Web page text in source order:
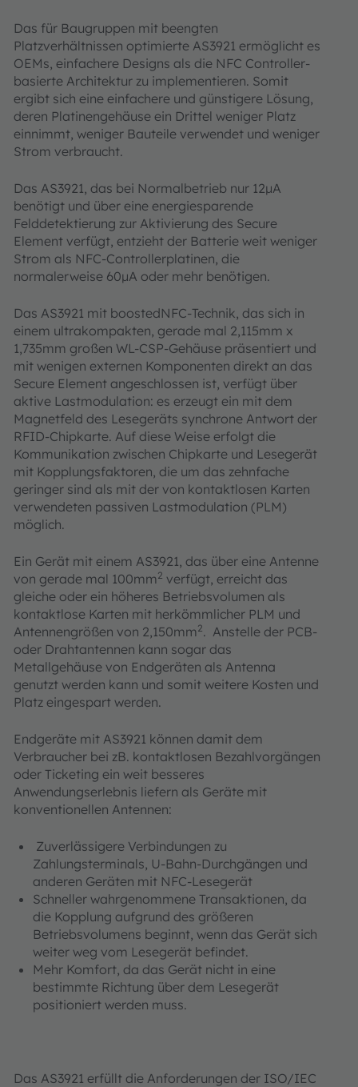
Das für Baugruppen mit beengten
Platzverhältnissen optimierte AS3921 ermöglicht es
OEMs, einfachere Designs als die NFC Controller-
basierte Architektur zu implementieren. Somit
ergibt sich eine einfachere und günstigere Lösung,
deren Platinengehäuse ein Drittel weniger Platz
einnimmt, weniger Bauteile verwendet und weniger
Strom verbraucht.
Das AS3921, das bei Normalbetrieb nur 12µA
benötigt und über eine energiesparende
Felddetektierung zur Aktivierung des Secure
Element verfügt, entzieht der Batterie weit weniger
Strom als NFC-Controllerplatinen, die
normalerweise 60µA oder mehr benötigen.
Das AS3921 mit boostedNFC-Technik, das sich in
einem ultrakompakten, gerade mal 2,115mm x
1,735mm großen WL-CSP-Gehäuse präsentiert und
mit wenigen externen Komponenten direkt an das
Secure Element angeschlossen ist, verfügt über
aktive Lastmodulation: es erzeugt ein mit dem
Magnetfeld des Lesegeräts synchrone Antwort der
RFID-Chipkarte. Auf diese Weise erfolgt die
Kommunikation zwischen Chipkarte und Lesegerät
mit Kopplungsfaktoren, die um das zehnfache
geringer sind als mit der von kontaktlosen Karten
verwendeten passiven Lastmodulation (PLM)
möglich.
Ein Gerät mit einem AS3921, das über eine Antenne
von gerade mal 100mm2 verfügt, erreicht das
gleiche oder ein höheres Betriebsvolumen als
kontaktlose Karten mit herkömmlicher PLM und
Antennengrößen von 2,150mm2. Anstelle der PCB-
oder Drahtantennen kann sogar das
Metallgehäuse von Endgeräten als Antenna
genutzt werden kann und somit weitere Kosten und
Platz eingespart werden.
Endgeräte mit AS3921 können damit dem
Verbraucher bei zB. kontaktlosen Bezahlvorgängen
oder Ticketing ein weit besseres
Anwendungserlebnis liefern als Geräte mit
konventionellen Antennen:
Zuverlässigere Verbindungen zu
Zahlungsterminals, U-Bahn-Durchgängen und
anderen Geräten mit NFC-Lesegerät
Schneller wahrgenommene Transaktionen, da
die Kopplung aufgrund des größeren
Betriebsvolumens beginnt, wenn das Gerät sich
weiter weg vom Lesegerät befindet.
Mehr Komfort, da das Gerät nicht in eine
bestimmte Richtung über dem Lesegerät
positioniert werden muss.
Das AS3921 erfüllt die Anforderungen der ISO/IEC